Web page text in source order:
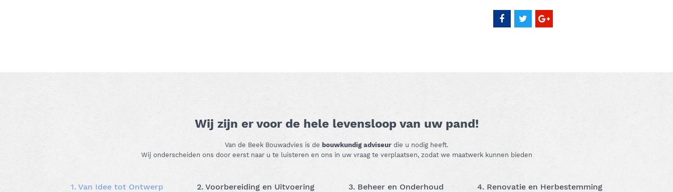
Wij zijn er voor de hele levensloop van uw pand!
Van de Beek Bouwadvies is de bouwkundig adviseur die u nodig heeft.
Wij onderscheiden ons door eerst naar u te luisteren en ons in uw vraag te verplaatsen, zodat we maatwerk kunnen bieden
1. Van Idee tot Ontwerp 2. Voorbereiding en Uitvoering 3. Beheer en Onderhoud 4. Renovatie en Herbestemming